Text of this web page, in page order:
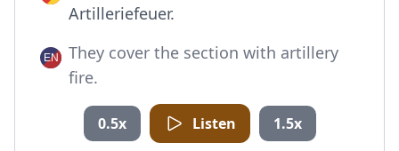
Artilleriefeuer.
They cover the section with artillery
fire.
0.5x Listen 1.5x